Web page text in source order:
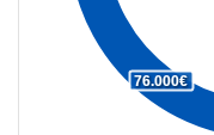
76.000€